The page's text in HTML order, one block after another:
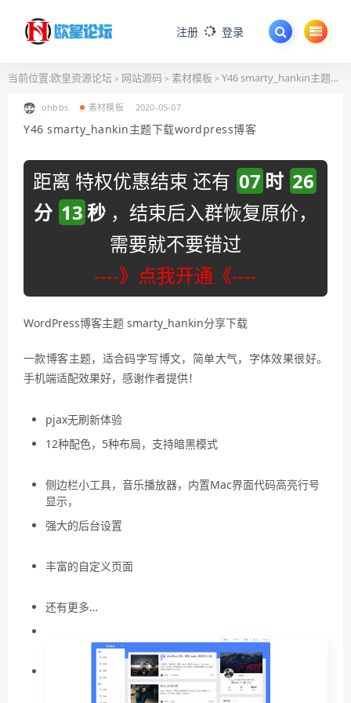
注册 登录
当前位置:欧皇资源论坛 > 网站源码 > 素材模板 > Y46 smarty_hankin主题下载wordpress博客
ohbbs 素材模板 2020-05-07
Y46 smarty_hankin主题下载wordpress博客
距离 特权优惠结束 还有 07 时 26
分 13秒 ，结束后入群恢复原价，
需要就不要错过
----》点我开通《----
WordPress博客主题 smarty_hankin分享下载
一款博客主题，适合码字写博文，简单大气，字体效果很好。
手机端适配效果好，感谢作者提供！
pjax无刷新体验
12种配色，5种布局，支持暗黑模式
侧边栏小工具，音乐播放器，内置Mac界面代码高亮行号
显示，
强大的后台设置
丰富的自定义页面
还有更多…